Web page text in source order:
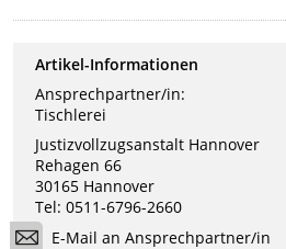
Artikel-Informationen
Ansprechpartner/in:
Tischlerei
Justizvollzugsanstalt Hannover
Rehagen 66
30165 Hannover
Tel: 0511-6796-2660
E-Mail an Ansprechpartner/in